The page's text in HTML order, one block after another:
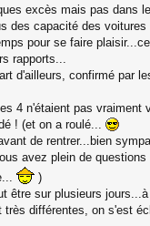
excès mais pas dans
des capacité des
pour se faire
rapports...
d'ailleurs, confirmé par
4 n'étaient pas vraiment
! (et on a roulé...
de rentrer...bien
avez plein de
)
être sur plusieurs
différentes, on s'est